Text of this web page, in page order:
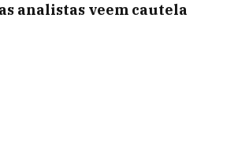
analistas veem cautela